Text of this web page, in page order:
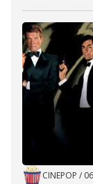
CINEPOP /